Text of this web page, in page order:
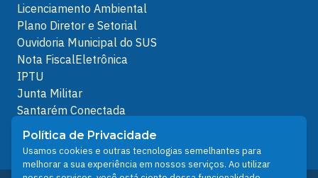
Licenciamento Ambiental
Plano Diretor e Setorial
Ouvidoria Municipal do SUS
Nota FiscalEletrônica
IPTU
Junta Militar
Santarém Conectada
Política de Privacidade
People illustrations by Storyset
Política de Privacidade
Usamos cookies e outras tecnologias semelhantes para
melhorar a sua experiência em nossos serviços. Ao utilizar